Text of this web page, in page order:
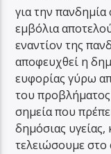
για την
εμβόλια
εναντίον της
αποφευχθεί η
ευφορίας γύρω
του προβλήματος
σημεία που
δημόσιας
τελειώσουμε στο